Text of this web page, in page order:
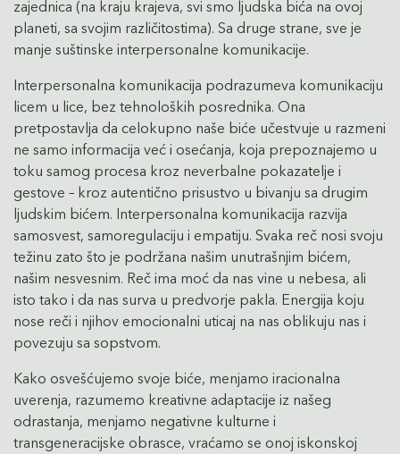
zajednica (na kraju krajeva, svi smo ljudska bića na ovoj
planeti, sa svojim različitostima). Sa druge strane, sve je
manje suštinske interpersonalne komunikacije.
Interpersonalna komunikacija podrazumeva komunikaciju
licem u lice, bez tehnoloških posrednika. Ona
pretpostavlja da celokupno naše biće učestvuje u razmeni
ne samo informacija već i osećanja, koja prepoznajemo u
toku samog procesa kroz neverbalne pokazatelje i
gestove – kroz autentično prisustvo u bivanju sa drugim
ljudskim bićem. Interpersonalna komunikacija razvija
samosvest, samoregulaciju i empatiju. Svaka reč nosi svoju
težinu zato što je podržana našim unutrašnjim bićem,
našim nesvesnim. Reč ima moć da nas vine u nebesa, ali
isto tako i da nas surva u predvorje pakla. Energija koju
nose reči i njihov emocionalni uticaj na nas oblikuju nas i
povezuju sa sopstvom.
Kako osvešćujemo svoje biće, menjamo iracionalna
uverenja, razumemo kreativne adaptacije iz našeg
odrastanja, menjamo negativne kulturne i
transgeneracijske obrasce, vraćamo se onoj iskonskoj